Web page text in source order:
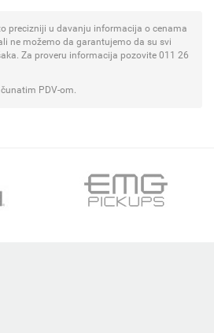
precizniji u davanju informacija o cenama
ne možemo da garantujemo da su svi
Za proveru informacija pozovite 011 26
PDV-om.